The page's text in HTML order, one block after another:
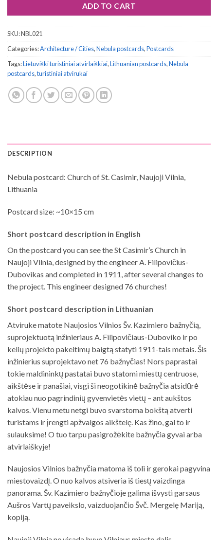
ADD TO CART
SKU:NBL021
Categories:Architecture / Cities,Nebula postcards,Postcards
Tags:Lietuviški turistiniai atvirlaiškiai,Lithuanian postcards,Nebula
postcards,turistiniai atvirukai
DESCRIPTION
Nebula postcard: Church of St. Casimir, Naujoji Vilnia,
Lithuania
Postcard size: ~10×15 cm
Short postcard description in English
On the postcard you can see the St Casimir’s Church in
Naujoji Vilnia, designed by the engineer A. Filipovičius-
Dubovikas and completed in 1911, after several changes to
the project. This engineer designed 76 churches!
Short postcard description in Lithuanian
Atviruke matote Naujosios Vilnios Šv. Kazimiero bažnyčią,
suprojektuotą inžinieriaus A. Filipovičiaus-Duboviko ir po
kelių projekto pakeitimų baigtą statyti 1911-tais metais. Šis
inžinierius suprojektavo net 76 bažnyčias! Nors paprastai
tokie maldininkų pastatai buvo statomi miestų centruose,
aikštėse ir panašiai, visgi ši neogotikinė bažnyčia atsidūrė
atokiau nuo pagrindinių gyvenvietės vietų – ant aukštos
kalvos. Vienu metu netgi buvo svarstoma bokštą atverti
turistams ir įrengti apžvalgos aikštelę. Kas žino, gal to ir
sulauksime! O tuo tarpu pasigrožėkite bažnyčia gyvai arba
atvirlaiškyje!
Naujosios Vilnios bažnyčia matoma iš toli ir gerokai pagyvina
miestovaizdį. O nuo kalvos atsiveria iš tiesų vaizdinga
panorama. Šv. Kazimiero bažnyčioje galima išvysti garsaus
Aušros Vartų paveikslo, vaizduojančio Švč. Mergelę Mariją,
kopiją.